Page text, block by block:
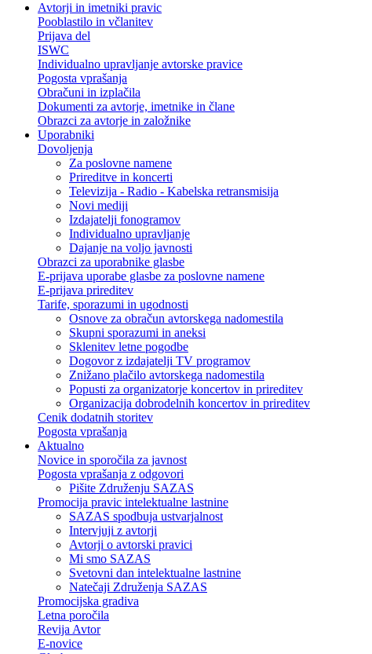
Avtorji in imetniki pravic
Pooblastilo in včlanitev
Prijava del
ISWC
Individualno upravljanje avtorske pravice
Pogosta vprašanja
Obračuni in izplačila
Dokumenti za avtorje, imetnike in člane
Obrazci za avtorje in založnike
Uporabniki
Dovoljenja
Za poslovne namene
Prireditve in koncerti
Televizija - Radio - Kabelska retransmisija
Novi mediji
Izdajatelji fonogramov
Individualno upravljanje
Dajanje na voljo javnosti
Obrazci za uporabnike glasbe
E-prijava uporabe glasbe za poslovne namene
E-prijava prireditev
Tarife, sporazumi in ugodnosti
Osnove za obračun avtorskega nadomestila
Skupni sporazumi in aneksi
Sklenitev letne pogodbe
Dogovor z izdajatelji TV programov
Znižano plačilo avtorskega nadomestila
Popusti za organizatorje koncertov in prireditev
Organizacija dobrodelnih koncertov in prireditev
Cenik dodatnih storitev
Pogosta vprašanja
Aktualno
Novice in sporočila za javnost
Pogosta vprašanja z odgovori
Pišite Združenju SAZAS
Promocija pravic intelektualne lastnine
SAZAS spodbuja ustvarjalnost
Intervjuji z avtorji
Avtorji o avtorski pravici
Mi smo SAZAS
Svetovni dan intelektualne lastnine
Natečaji Združenja SAZAS
Promocijska gradiva
Letna poročila
Revija Avtor
E-novice